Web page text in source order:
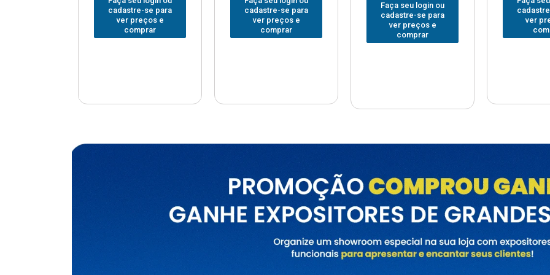
Faça seu login ou
cadastre-se para
ver preços e
comprar
cadastre-se para
ver preços e
comprar
cadastre-se para
ver preços e
comprar
ver